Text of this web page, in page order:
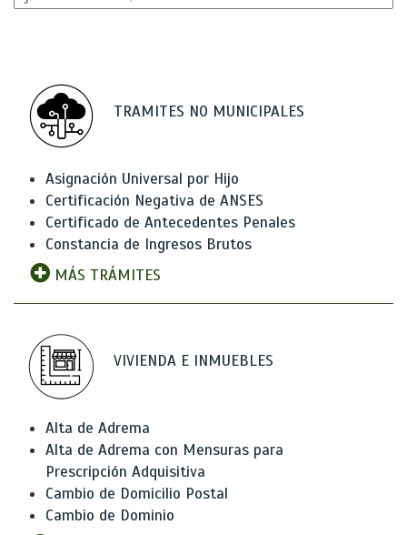
TRAMITES NO MUNICIPALES
Asignación Universal por Hijo
Certificación Negativa de ANSES
Certificado de Antecedentes Penales
Constancia de Ingresos Brutos
MÁS TRÁMITES
VIVIENDA E INMUEBLES
Alta de Adrema
Alta de Adrema con Mensuras para
Prescripción Adquisitiva
Cambio de Domicilio Postal
Cambio de Dominio